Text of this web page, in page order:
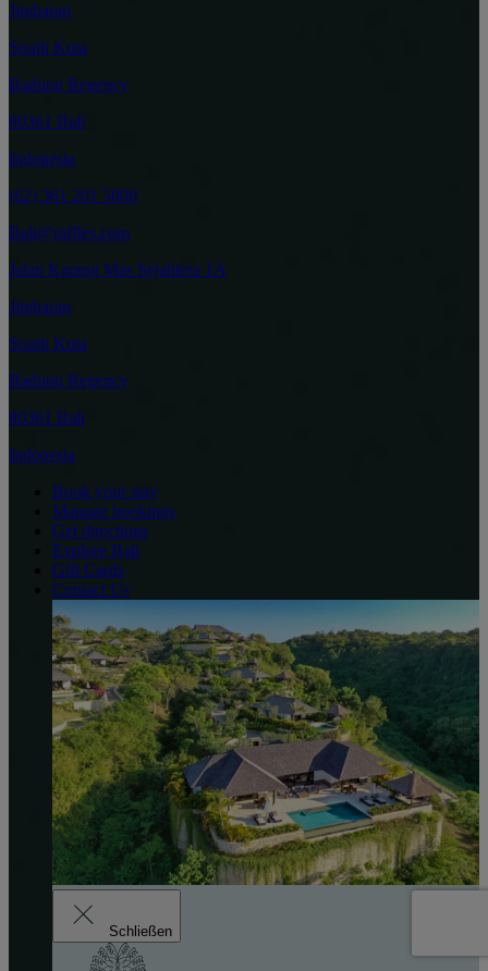
Jimbaran
South Kuta
Badung Regency
80361 Bali
Indonesia
(62) 361 201 5800
Bali@raffles.com
Jalan Karang Mas Sejahtera 1A
Jimbaran
South Kuta
Badung Regency
80361 Bali
Indonesia
Book your stay
Manage bookings
Get directions
Explore Bali
Gift Cards
Contact Us
Schließen